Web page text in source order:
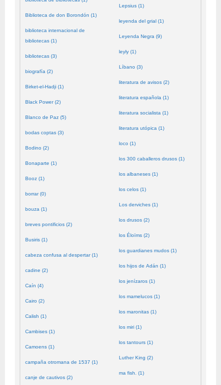
Biblioteca de don Borondón (1)
biblioteca internacional de
bibliotecas (1)
bibliotecas (3)
biografía (2)
Birket-el-Hadji (1)
Black Power (2)
Blanco de Paz (5)
bodas coptas (3)
Bodino (2)
Bonaparte (1)
Booz (1)
borrar (0)
bouza (1)
breves pontificios (2)
Busiris (1)
cabeza confusa al despertar (1)
cadine (2)
Caín (4)
Cairo (2)
Calish (1)
Cambises (1)
Camoens (1)
campaña otromana de 1537 (1)
canje de cautivos (2)
Lepsius (1)
leyenda del grial (1)
Leyenda Negra (9)
leyly (1)
Líbano (3)
literatura de avisos (2)
literatura española (1)
literatura socialista (1)
literatura utópica (1)
loco (1)
los 300 caballeros drusos (1)
los albaneses (1)
los celos (1)
Los derviches (1)
los drusos (2)
los Éloïms (2)
los guardianes mudos (1)
los hijos de Adán (1)
los jenízaros (1)
los mamelucos (1)
los maronitas (1)
los miri (1)
los tantours (1)
Luther King (2)
ma fish. (1)